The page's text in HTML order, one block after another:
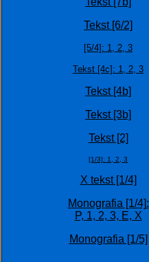
Tekst [6/2]
[5/4]: 1, 2, 3
Tekst [4c]: 1, 2, 3
Tekst [4b]
Tekst [3b]
Tekst [2]
[1/3]: 1, 2, 3
X tekst [1/4]
Monografia [1/4]:
P, 1, 2, 3, E, X
Monografia [1/5]